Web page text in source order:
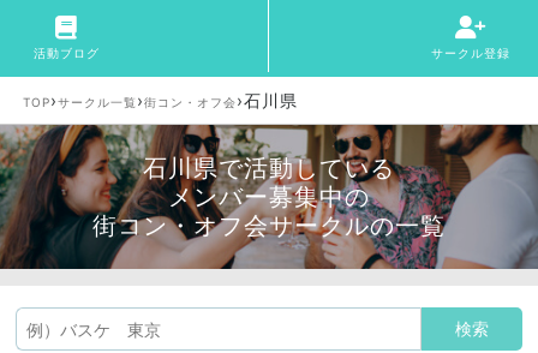
活動ブログ サークル登録
TOP›サークル一覧 ›街コン・オフ会›石川県
石川県で活動している
メンバー募集中の
街コン・オフ会サークルの一覧